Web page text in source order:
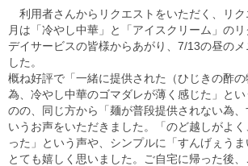
利用者さんからリクエストをいただく、リク
月は「冷やし中華」と「アイスクリーム」の
デイサービスの皆様からあがり、7/13の昼の
した。
概ね好評で「一緒に提供された（ひじきの酢
為、冷やし中華のゴマダレが薄く感じた」と
のの、同じ方から「麺が普段提供されない為
いうお声をいただきました。「のど越しがよ
った」という声や、シンプルに「すんげぇうま
とても嬉しく思いました。ご自宅に帰った後